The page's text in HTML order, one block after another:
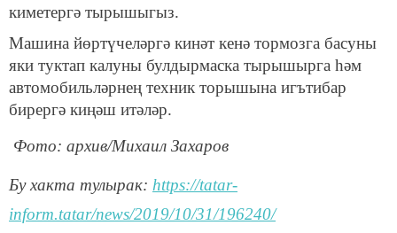
киметергә тырышыгыз.
Машина йөртүчеләргә кинәт кенә тормозга басуны
яки туктап калуны булдырмаска тырышырга һәм
автомобильләрнең техник торышына игътибар
бирергә киңәш итәләр.
Фото: архив/Михаил Захаров
Бу хакта тулырак: https://tatar-
inform.tatar/news/2019/10/31/196240/